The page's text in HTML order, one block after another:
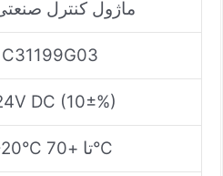
ماژول کنترل
DC (10±%)
-20°C تا +70°C